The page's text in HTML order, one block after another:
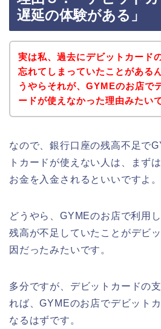
遅延の体験がある」
実は私、過去にデビットカード
忘れてしまっていたことがある
うやらそれが、GYMEのお店で
ードが使えなかった理由みたいで
なので、銀行口座の残高不足で
トカードが使えない人は、まず
お金を入金されるといいですよ。
どうやら、GYMEのお店で利用
残高が不足していたことがデビ
因だったみたいです。
多分ですが、デビットカードの
れば、GYMEのお店でデビット
なるはずです。